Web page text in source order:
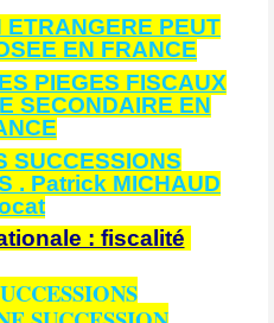
ETRANGERE PEUT
EN FRANCE
PIEGES FISCAUX
SECONDAIRE EN
SUCCESSIONS
. Patrick MICHAUD
: fiscalité